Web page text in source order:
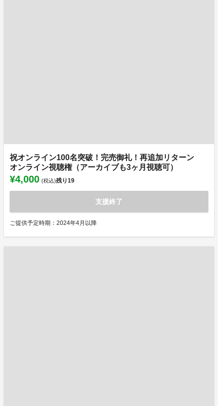
祝オンライン100名突破！完売御礼！再追加リターン
オンライン視聴権（アーカイブも3ヶ月視聴可）
¥4,000 (税込)残り19
支援終了
ご提供予定時期：2024年4月以降